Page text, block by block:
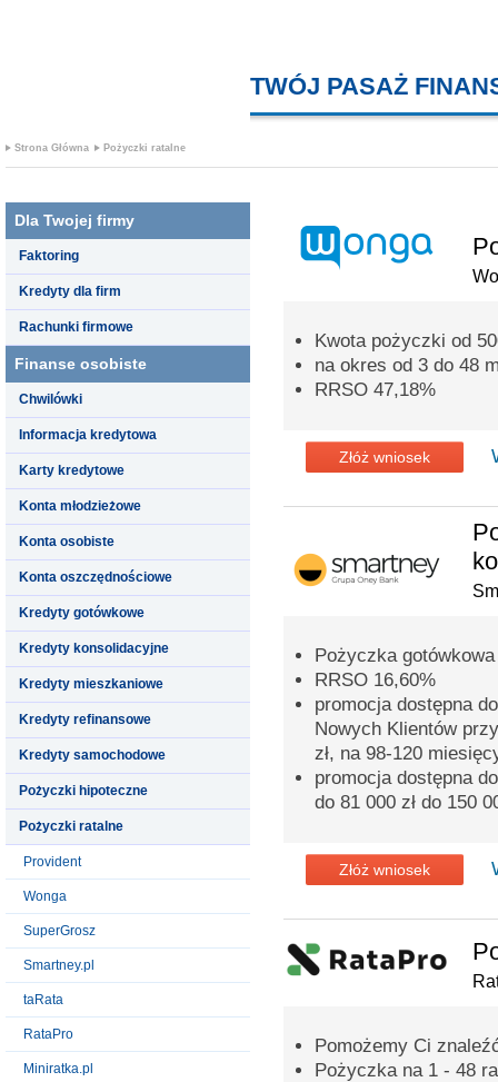
TWÓJ PASAŻ
Strona Główna Pożyczki ratalne
Dla Twojej firmy
Faktoring
Kredyty dla firm
Rachunki firmowe
Finanse osobiste
Chwilówki
Informacja kredytowa
Karty kredytowe
Konta młodzieżowe
Konta osobiste
Konta oszczędnościowe
Kredyty gotówkowe
Kredyty konsolidacyjne
Kredyty mieszkaniowe
Kredyty refinansowe
Kredyty samochodowe
Pożyczki hipoteczne
Pożyczki ratalne
Provident
Wonga
SuperGrosz
Smartney.pl
taRata
RataPro
Miniratka.pl
Kwota pożyczki od
na okres od 3 do 48
RRSO 47,18%
Złóż wniosek
Pożyczka
RRSO 16,60%
promocja dostępna
Nowych Klientów
zł, na 98-120
promocja dostępna
do 81 000 zł do 150
Złóż wniosek
Pomożemy Ci
Pożyczka na 1 - 48